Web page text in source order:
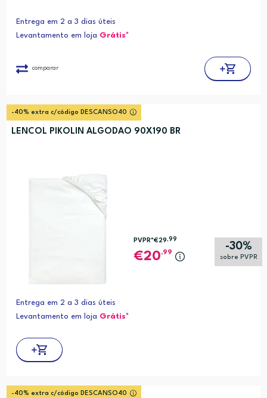
Entrega em 2 a 3 dias úteis
Levantamento em loja Grátis*
comparar
-40% extra c/código DESCANSO40
LENCOL PIKOLIN ALGODAO 90X190 BR
-30%
sobre PVPR
PVPR*€29 ,99
20,99
Entrega em 2 a 3 dias úteis
Levantamento em loja Grátis*
-40% extra c/código DESCANSO40